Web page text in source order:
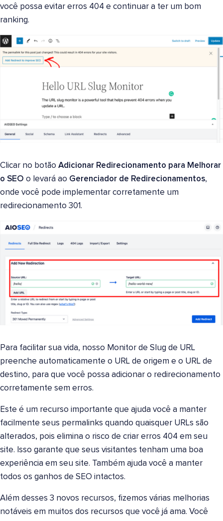
você possa evitar erros 404 e continuar a ter um bom
ranking.
Clicar no botão Adicionar Redirecionamento para Melhorar
o SEO o levará ao Gerenciador de Redirecionamentos,
onde você pode implementar corretamente um
redirecionamento 301.
Para facilitar sua vida, nosso Monitor de Slug de URL
preenche automaticamente o URL de origem e o URL de
destino, para que você possa adicionar o redirecionamento
corretamente sem erros.
Este é um recurso importante que ajuda você a manter
facilmente seus permalinks quando quaisquer URLs são
alterados, pois elimina o risco de criar erros 404 em seu
site. Isso garante que seus visitantes tenham uma boa
experiência em seu site. Também ajuda você a manter
todos os ganhos de SEO intactos.
Além desses 3 novos recursos, fizemos várias melhorias
notáveis em muitos dos recursos que você já ama. Você